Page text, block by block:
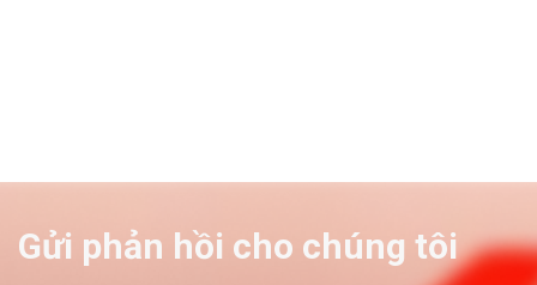
Gửi phản hồi cho chúng tôi